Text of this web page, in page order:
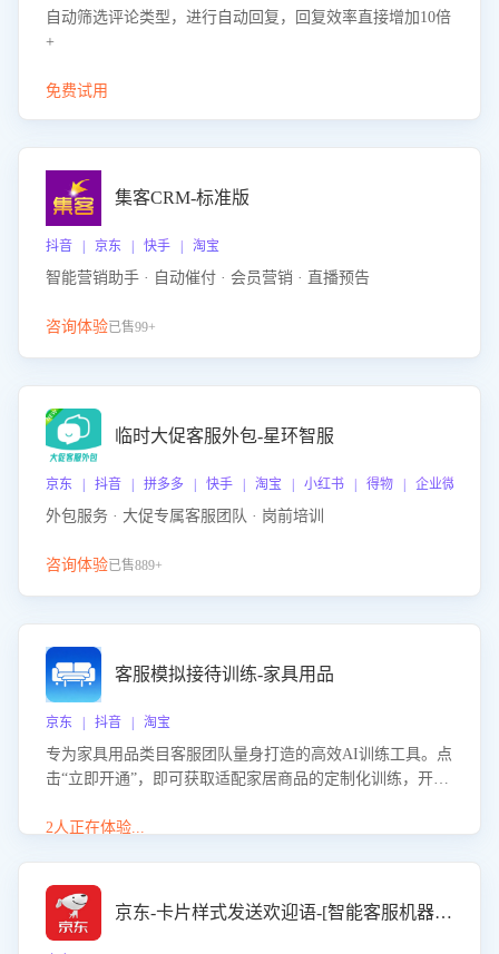
自动筛选评论类型，进行自动回复，回复效率直接增加10倍
+
免费试用
集客CRM-标准版
抖音 | 京东 | 快手 | 淘宝
智能营销助手 · 自动催付 · 会员营销 · 直播预告
咨询体验已售99+
临时大促客服外包-星环智服
京东 | 抖音 | 拼多多 | 快手 | 淘宝 | 小红书 | 得物 | 企业微信
外包服务 · 大促专属客服团队 · 岗前培训
咨询体验已售889+
客服模拟接待训练-家具用品
京东 | 抖音 | 淘宝
专为家具用品类目客服团队量身打造的高效AI训练工具。点
击“立即开通”，即可获取适配家居商品的定制化训练，开启
能、尺寸参数咨询等高频场景下的专业应对能力。
2人正在体验...
京东-卡片样式发送欢迎语-[智能客服机器人]